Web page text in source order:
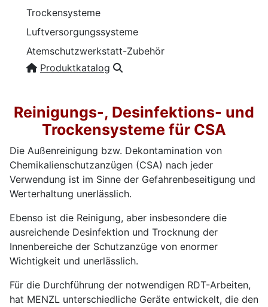
Trockensysteme
Luftversorgungssysteme
Atemschutzwerkstatt-Zubehör
Produktkatalog
Reinigungs-, Desinfektions- und
Trockensysteme für CSA
Die Außenreinigung bzw. Dekontamination von
Chemikalienschutzanzügen (CSA) nach jeder
Verwendung ist im Sinne der Gefahrenbeseitigung und
Werterhaltung unerlässlich.
Ebenso ist die Reinigung, aber insbesondere die
ausreichende Desinfektion und Trocknung der
Innenbereiche der Schutzanzüge von enormer
Wichtigkeit und unerlässlich.
Für die Durchführung der notwendigen RDT-Arbeiten,
hat MENZL unterschiedliche Geräte entwickelt, die den